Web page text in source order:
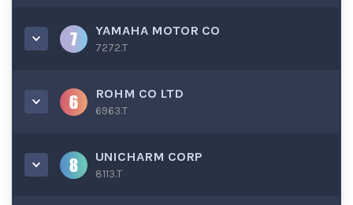
YAMAHA MOTOR CO
7272.T
ROHM CO LTD
6963.T
UNICHARM CORP
8113.T